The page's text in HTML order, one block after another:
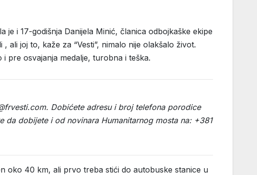
i 17-godišnja Danijela Minić, članica odbojkaške ekipe
ali joj to, kaže za “Vesti”, nimalo nije olakšalo život.
pre osvajanja medalje, turobna i teška.
Dobićete adresu i broj telefona porodice
dobijete i od novinara Humanitarnog mosta na: +381
oko 40 km, ali prvo treba stići do autobuske stanice u